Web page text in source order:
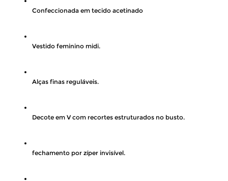
Confeccionada em tecido acetinado
Vestido feminino midi.
Alças finas reguláveis.
Decote em V com recortes estruturados no busto.
fechamento por zíper invisível.